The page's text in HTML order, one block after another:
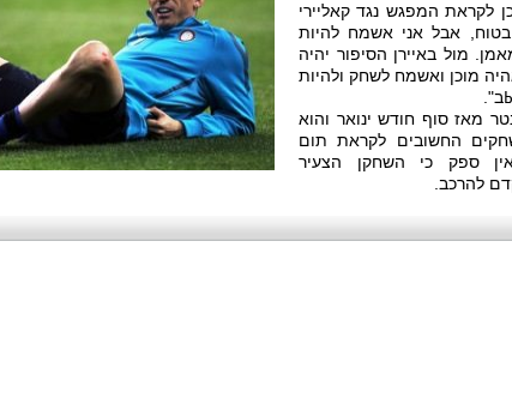
לקראת המפגש נגד קאליירי
אבל אני אשמח להיות
מול באיירן הסיפור יהיה
מוכן ואשמח לשחק ולהיות
מאז סוף חודש ינואר והוא
החשובים לקראת תום
ספק כי השחקן הצעיר
להרכב.